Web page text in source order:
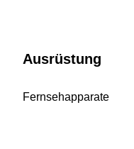
Ausrüstung
Fernsehapparate